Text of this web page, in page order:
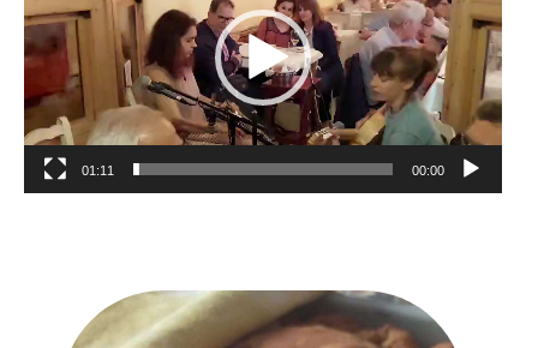
00:00
01:11